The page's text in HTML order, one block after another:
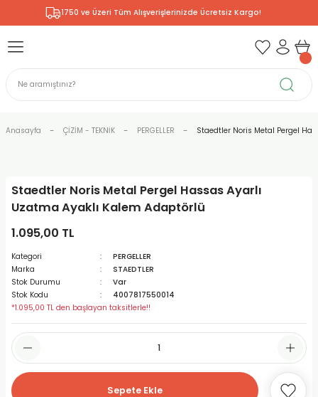
1750 ve Üzeri Tüm Alışverişlerinizde Ücretsiz Kargo!
Geri Dön
BOYALAR
BOYALAR
Geri Dön
Geri Dön
FIRÇALAR
Geri Dön
ve DEFTERLERİ
VE TÜPLERİ
Geri Dön
MALZEMELERİ
Geri Dön
Geri Dön
KIRTASİYE
Anasayfa ÇİZİM - TEKNİK PERGELLER Staedtler Noris Metal Pergel
Staedtler Noris Metal Pergel Hassas Ayarlı
Uzatma Ayaklı Kalem Adaptörlü
1.095,00 TL
Kategori
PERGELLER
Marka
STAEDTLER
Stok Durumu
Var
Stok Kodu
4007817550014
*1.095,00 TL den başlayan taksitlerle!!
Sepete Ekle